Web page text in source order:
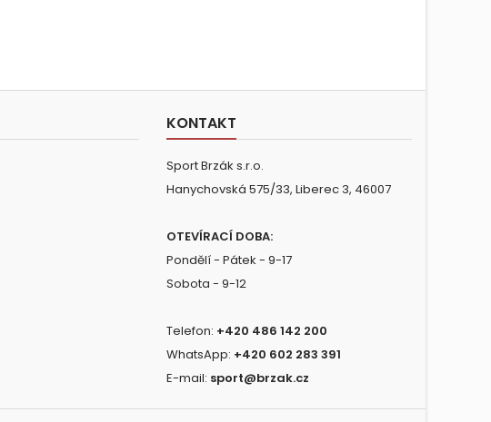
KONTAKT
Sport Brzák s.r.o.
Hanychovská 575/33, Liberec 3, 46007
OTEVÍRACÍ DOBA:
Pondělí - Pátek - 9-17
Sobota - 9-12
Telefon: +420 486 142 200
WhatsApp: +420 602 283 391
E-mail: sport@brzak.cz